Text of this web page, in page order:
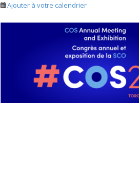
Ajouter à votre calendrier